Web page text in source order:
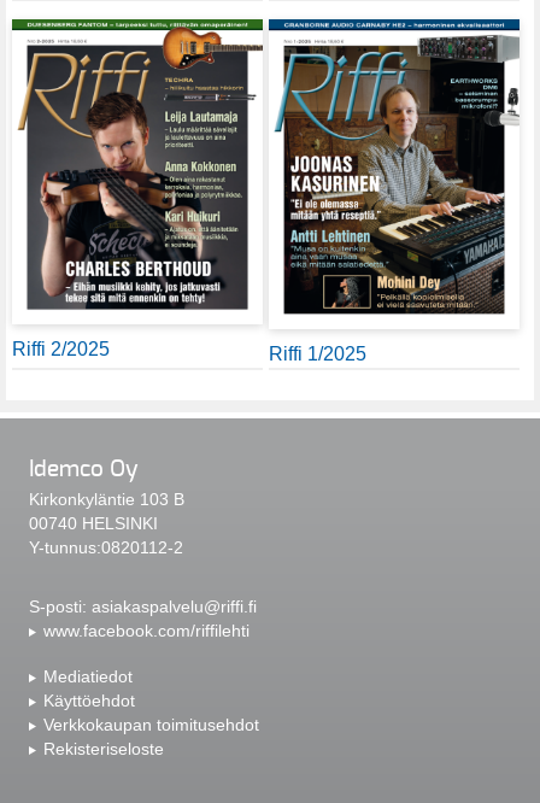
Riffi 2/2025 Riffi 1/2025
Idemco Oy
Kirkonkyläntie 103 B
00740 HELSINKI
Y-tunnus:0820112-2
S-posti: asiakaspalvelu@riffi.fi
www.facebook.com/riffilehti
Mediatiedot
Käyttöehdot
Verkkokaupan toimitusehdot
Rekisteriseloste